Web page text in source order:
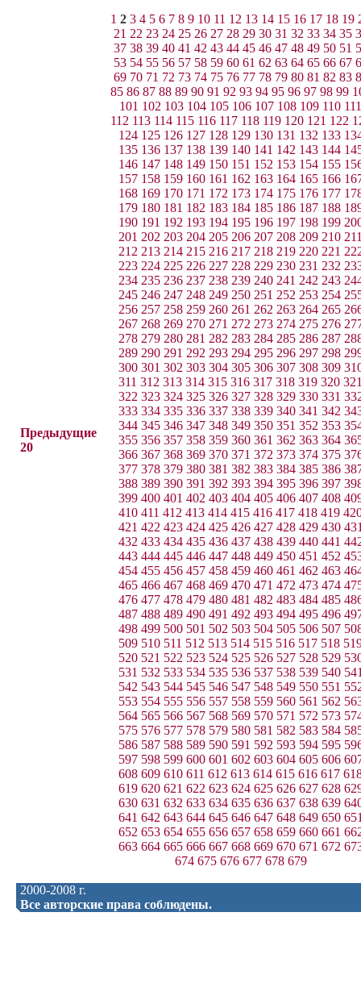
Предыдущие
20
1 2 3 4 5 6 7 8 9 10 11 12 13 14 15 16 17 18 19
21 22 23 24 25 26 27 28 29 30 31 32 33 34 35
37 38 39 40 41 42 43 44 45 46 47 48 49 50 51
53 54 55 56 57 58 59 60 61 62 63 64 65 66 67
69 70 71 72 73 74 75 76 77 78 79 80 81 82 83
85 86 87 88 89 90 91 92 93 94 95 96 97 98 99
101 102 103 104 105 106 107 108 109 110 111
112 113 114 115 116 117 118 119 120 121 122
124 125 126 127 128 129 130 131 132 133
135 136 137 138 139 140 141 142 143 144
146 147 148 149 150 151 152 153 154 155
157 158 159 160 161 162 163 164 165 166
168 169 170 171 172 173 174 175 176 177
179 180 181 182 183 184 185 186 187 188
190 191 192 193 194 195 196 197 198 199
201 202 203 204 205 206 207 208 209 210
212 213 214 215 216 217 218 219 220 221
223 224 225 226 227 228 229 230 231 232
234 235 236 237 238 239 240 241 242 243
245 246 247 248 249 250 251 252 253 254
256 257 258 259 260 261 262 263 264 265
267 268 269 270 271 272 273 274 275 276
278 279 280 281 282 283 284 285 286 287
289 290 291 292 293 294 295 296 297 298
300 301 302 303 304 305 306 307 308 309
311 312 313 314 315 316 317 318 319 320
322 323 324 325 326 327 328 329 330 331
333 334 335 336 337 338 339 340 341 342
344 345 346 347 348 349 350 351 352 353
355 356 357 358 359 360 361 362 363 364
366 367 368 369 370 371 372 373 374 375
377 378 379 380 381 382 383 384 385 386
388 389 390 391 392 393 394 395 396 397
399 400 401 402 403 404 405 406 407 408
410 411 412 413 414 415 416 417 418 419
421 422 423 424 425 426 427 428 429 430
432 433 434 435 436 437 438 439 440 441
443 444 445 446 447 448 449 450 451 452
454 455 456 457 458 459 460 461 462 463
465 466 467 468 469 470 471 472 473 474
476 477 478 479 480 481 482 483 484 485
487 488 489 490 491 492 493 494 495 496
498 499 500 501 502 503 504 505 506 507
509 510 511 512 513 514 515 516 517 518
520 521 522 523 524 525 526 527 528 529
531 532 533 534 535 536 537 538 539 540
542 543 544 545 546 547 548 549 550 551
553 554 555 556 557 558 559 560 561 562
564 565 566 567 568 569 570 571 572 573
575 576 577 578 579 580 581 582 583 584
586 587 588 589 590 591 592 593 594 595
597 598 599 600 601 602 603 604 605 606
608 609 610 611 612 613 614 615 616 617
619 620 621 622 623 624 625 626 627 628
630 631 632 633 634 635 636 637 638 639
641 642 643 644 645 646 647 648 649 650
652 653 654 655 656 657 658 659 660 661
663 664 665 666 667 668 669 670 671 672
674 675 676 677 678 679
2000-2008 г.
Все авторские права соблюдены.